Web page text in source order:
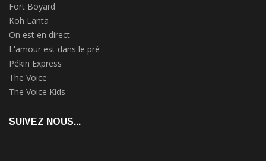
Fort Boyard
Koh Lanta
On est en direct
L'amour est dans le pré
Pékin Express
The Voice
The Voice Kids
SUIVEZ NOUS...